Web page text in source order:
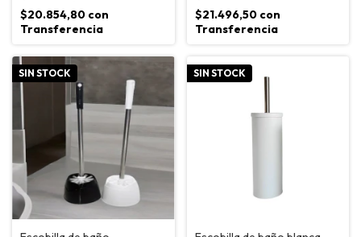
$20.854,80 con
Transferencia
$21.496,50 con
Transferencia
SIN STOCK SIN STOCK